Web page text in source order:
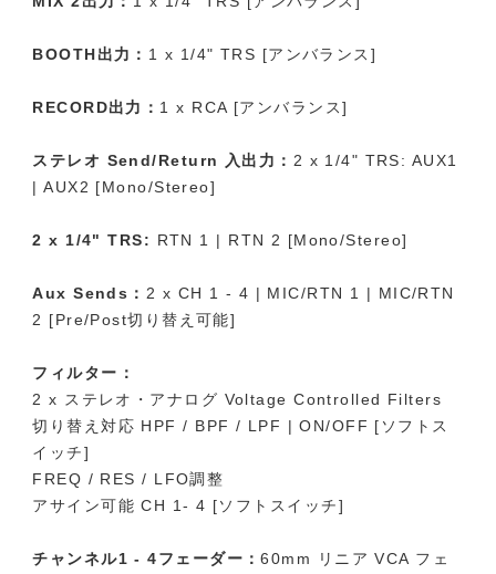
BOOTH出力： 1 x 1/4" TRS [アンバランス]
RECORD出力： 1 x RCA [アンバランス]
ステレオ Send/Return 入出力： 2 x 1/4" TRS: AUX1
| AUX2 [Mono/Stereo]
2 x 1/4" TRS: RTN 1 | RTN 2 [Mono/Stereo]
Aux Sends： 2 x CH 1 - 4 | MIC/RTN 1 | MIC/RTN
2 [Pre/Post切り替え可能]
フィルター：
2 x ステレオ・アナログ Voltage Controlled Filters
切り替え対応 HPF / BPF / LPF | ON/OFF [ソフトス
イッチ]
FREQ / RES / LFO調整
アサイン可能 CH 1- 4 [ソフトスイッチ]
チャンネル1 - 4フェーダー：60mm リニア VCA フェ